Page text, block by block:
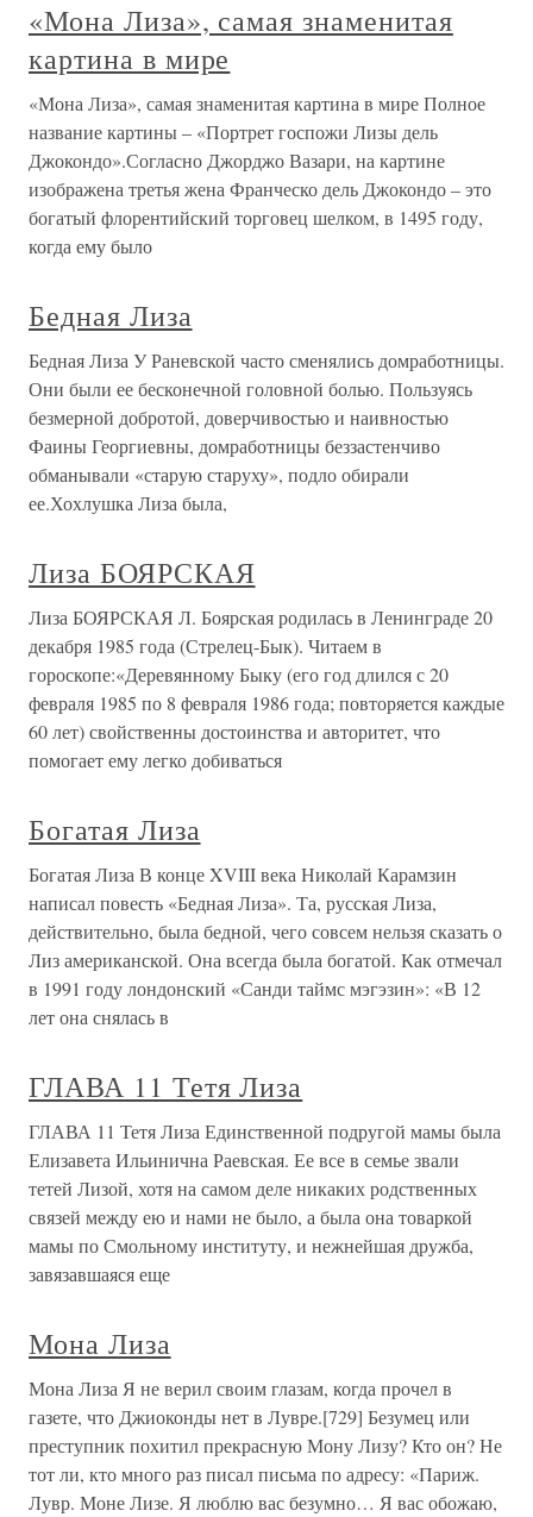
«Мона Лиза», самая знаменитая
картина в мире
«Мона Лиза», самая знаменитая картина в мире Полное
название картины – «Портрет госпожи Лизы дель
Джокондо».Согласно Джорджо Вазари, на картине
изображена третья жена Франческо дель Джокондо – это
богатый флорентийский торговец шелком, в 1495 году,
когда ему было
Бедная Лиза
Бедная Лиза У Раневской часто сменялись домработницы.
Они были ее бесконечной головной болью. Пользуясь
безмерной добротой, доверчивостью и наивностью
Фаины Георгиевны, домработницы беззастенчиво
обманывали «старую старуху», подло обирали
ее.Хохлушка Лиза была,
Лиза БОЯРСКАЯ
Лиза БОЯРСКАЯ Л. Боярская родилась в Ленинграде 20
декабря 1985 года (Стрелец-Бык). Читаем в
гороскопе:«Деревянному Быку (его год длился с 20
февраля 1985 по 8 февраля 1986 года; повторяется каждые
60 лет) свойственны достоинства и авторитет, что
помогает ему легко добиваться
Богатая Лиза
Богатая Лиза В конце XVIII века Николай Карамзин
написал повесть «Бедная Лиза». Та, русская Лиза,
действительно, была бедной, чего совсем нельзя сказать о
Лиз американской. Она всегда была богатой. Как отмечал
в 1991 году лондонский «Санди таймс мэгэзин»: «В 12
лет она снялась в
ГЛАВА 11 Тетя Лиза
ГЛАВА 11 Тетя Лиза Единственной подругой мамы была
Елизавета Ильинична Раевская. Ее все в семье звали
тетей Лизой, хотя на самом деле никаких родственных
связей между ею и нами не было, а была она товаркой
мамы по Смольному институту, и нежнейшая дружба,
завязавшаяся еще
Мона Лиза
Мона Лиза Я не верил своим глазам, когда прочел в
газете, что Джиоконды нет в Лувре.[729] Безумец или
преступник похитил прекрасную Мону Лизу? Кто он? Не
тот ли, кто много раз писал письма по адресу: «Париж.
Лувр. Моне Лизе. Я люблю вас безумно… Я вас обожаю,